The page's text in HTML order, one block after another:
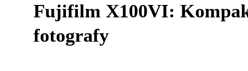
Fujifilm X100VI:
fotografy